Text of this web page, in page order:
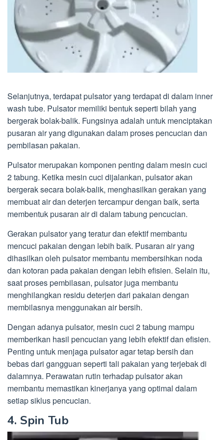
Selanjutnya, terdapat pulsator yang terdapat di dalam inner
wash tube. Pulsator memiliki bentuk seperti bilah yang
bergerak bolak-balik. Fungsinya adalah untuk menciptakan
pusaran air yang digunakan dalam proses pencucian dan
pembilasan pakaian.
Pulsator merupakan komponen penting dalam mesin cuci
2 tabung. Ketika mesin cuci dijalankan, pulsator akan
bergerak secara bolak-balik, menghasilkan gerakan yang
membuat air dan deterjen tercampur dengan baik, serta
membentuk pusaran air di dalam tabung pencucian.
Gerakan pulsator yang teratur dan efektif membantu
mencuci pakaian dengan lebih baik. Pusaran air yang
dihasilkan oleh pulsator membantu membersihkan noda
dan kotoran pada pakaian dengan lebih efisien. Selain itu,
saat proses pembilasan, pulsator juga membantu
menghilangkan residu deterjen dari pakaian dengan
membilasnya menggunakan air bersih.
Dengan adanya pulsator, mesin cuci 2 tabung mampu
memberikan hasil pencucian yang lebih efektif dan efisien.
Penting untuk menjaga pulsator agar tetap bersih dan
bebas dari gangguan seperti tali pakaian yang terjebak di
dalamnya. Perawatan rutin terhadap pulsator akan
membantu memastikan kinerjanya yang optimal dalam
setiap siklus pencucian.
4. Spin Tub